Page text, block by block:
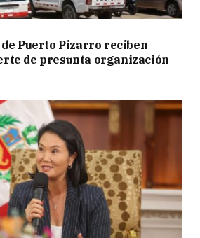
Puerto Pizarro reciben
de presunta organización